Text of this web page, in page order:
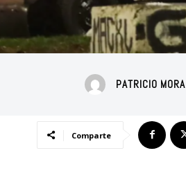
PATRICIO MORA
Comparte